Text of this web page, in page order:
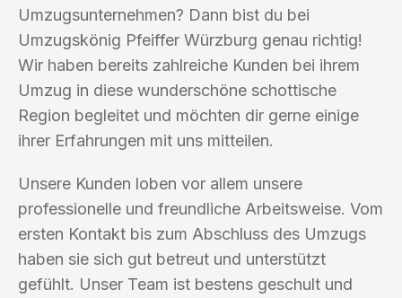
Umzugsunternehmen? Dann bist du bei
Umzugskönig Pfeiffer Würzburg genau richtig!
Wir haben bereits zahlreiche Kunden bei ihrem
Umzug in diese wunderschöne schottische
Region begleitet und möchten dir gerne einige
ihrer Erfahrungen mit uns mitteilen.
Unsere Kunden loben vor allem unsere
professionelle und freundliche Arbeitsweise. Vom
ersten Kontakt bis zum Abschluss des Umzugs
haben sie sich gut betreut und unterstützt
gefühlt. Unser Team ist bestens geschult und